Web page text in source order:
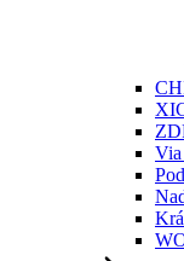
Via